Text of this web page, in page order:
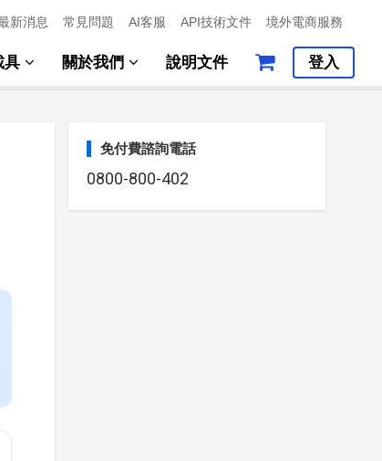
新消息 常見問題 AI客服 API技術文件 境外電商服務
具 關於我們 說明文件 登入
免付費諮詢電話
0800-800-402